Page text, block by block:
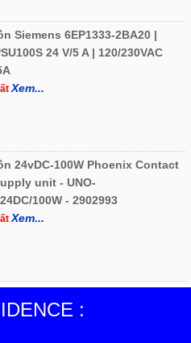
Siemens 6EP1333-2BA20 |
24 V/5 A | 120/230VAC
Xem...
24vDC-100W Phoenix Contact
unit - UNO-
100W - 2902993
Xem...
: